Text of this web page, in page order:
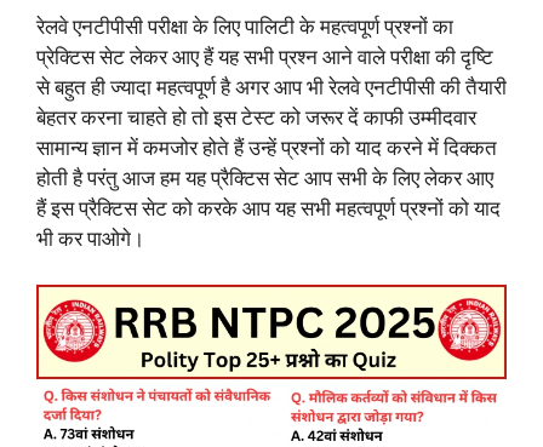
c
e
b
o
o
k
a
t
s
A
p
p
i
t
t
e
r
n
k
e
d
I
l
e
g
r
a
p
y
L
i
n
a
r
e
रेलवे एनटीपीसी परीक्षा के लिए पालिटी के महत्वपूर्ण प्रश्नों का
प्रेक्टिस सेट लेकर आए हैं यह सभी प्रश्न आने वाले परीक्षा की दृष्टि
से बहुत ही ज्यादा महत्वपूर्ण है अगर आप भी रेलवे एनटीपीसी की तैयारी
बेहतर करना चाहते हो तो इस टेस्ट को जरूर दें काफी उम्मीदवार
सामान्य ज्ञान में कमजोर होते हैं उन्हें प्रश्नों को याद करने में दिक्कत
होती है परंतु आज हम यह प्रैक्टिस सेट आप सभी के लिए लेकर आए
हैं इस प्रैक्टिस सेट को करके आप यह सभी महत्वपूर्ण प्रश्नों को याद
भी कर पाओगे।